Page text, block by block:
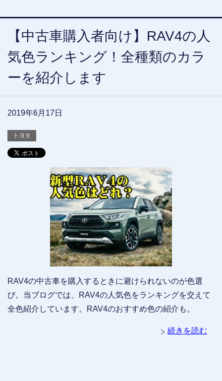
【中古車購入者向け】RAV4の人
気色ランキング！全種類のカラ
ーを紹介します
2019年6月17日
トヨタ
RAV4の中古車を購入するときに避けられないのが色選
び。当ブログでは、RAV4の人気色をランキングを交えて
全色紹介しています。RAV4のおすすめ色の紹介も。
続きを読む